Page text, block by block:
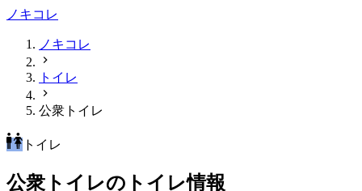
ノキコレ
ノキコレ
トイレ
公衆トイレ
トイレ
公衆トイレのトイレ情報